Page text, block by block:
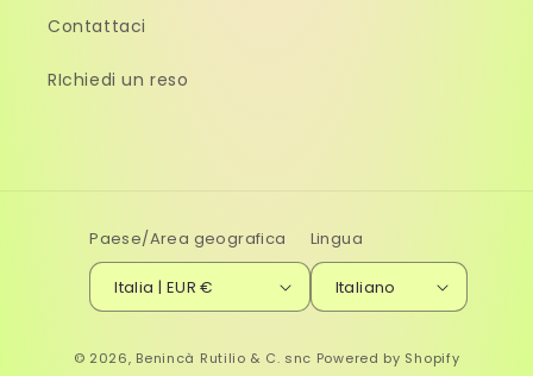
Contattaci
RIchiedi un reso
Paese/Area geografica
Italia | EUR €
Lingua
Italiano
© 2026, Benincà Rutilio & C. snc Powered by Shopify